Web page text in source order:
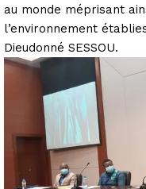
au monde méprisant
l’environnement
Dieudonné SESSOU.